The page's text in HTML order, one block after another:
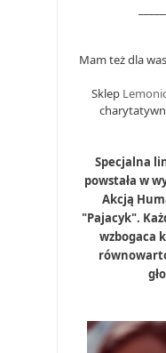
Mam też dla
Sklep
powstała w
Akcją
"Pajacyk".
wzbogaca